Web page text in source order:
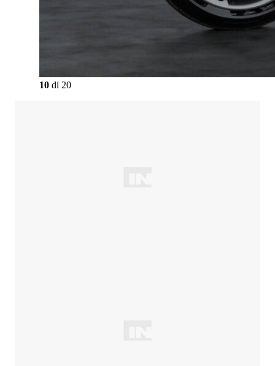
10 di 20